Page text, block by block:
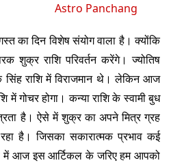
Astro Panchang
का दिन विशेष संयोग वाला है। क्योंकि
राशि परिवर्तन करेंगे। ज्योतिष
राशि में विराजमान थे। लेकिन आज
गोचर होगा। कन्या राशि के स्वामी बुध
है। ऐसे में शुक्र का अपने मित्र ग्रह
है। जिसका सकारात्मक प्रभाव कई
में आज इस आर्टिकल के जरिए हम आपको